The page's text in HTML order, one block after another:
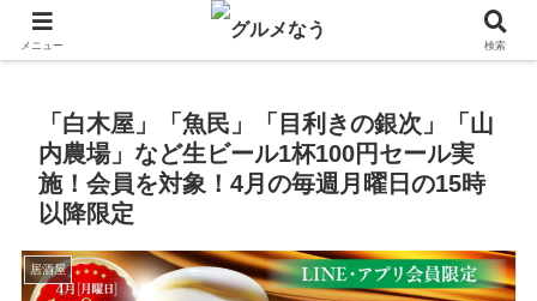
飲食店キャンペーン・食品飲料お菓子新発売のグルメニュース。
「白木屋」「魚民」「目利きの銀次」「山
内農場」など生ビール1杯100円セール実
施！会員を対象！4月の毎週月曜日の15時
以降限定
居酒屋
メニュー 検索